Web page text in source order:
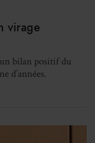
virage
bilan positif du
d’années.